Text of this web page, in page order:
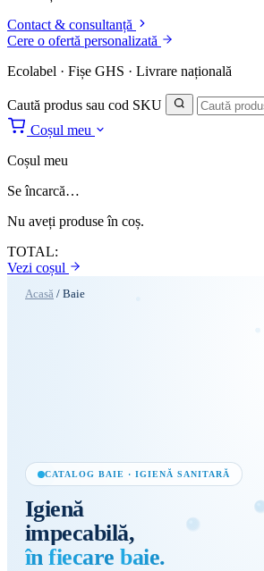
Contact & consultanță
Cere o ofertă personalizată
Ecolabel · Fișe GHS · Livrare națională
Caută produs sau cod SKU
Coșul meu
Coșul meu
Se încarcă…
Nu aveți produse în coș.
TOTAL:
Vezi coșul
Acasă / Baie
CATALOG BAIE · IGIENĂ SANITARĂ
Igienă
impecabilă,
în fiecare baie.